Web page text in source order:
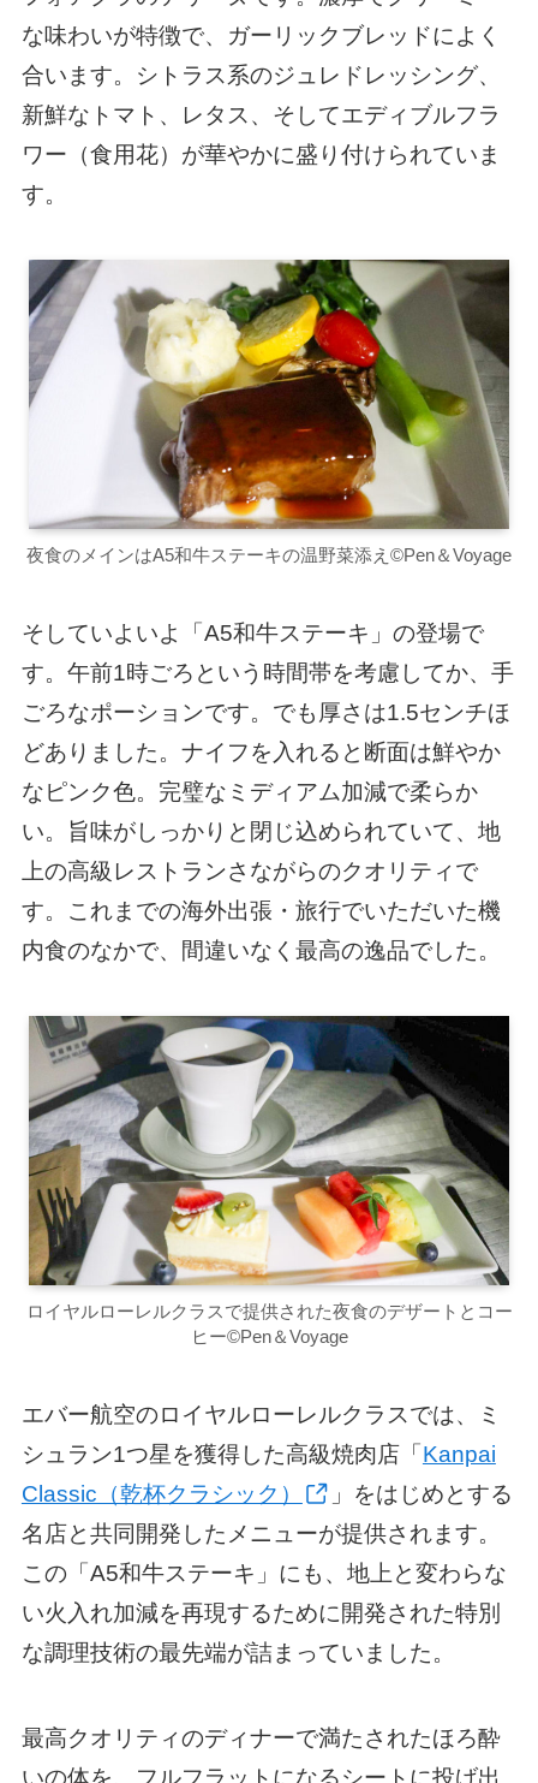
な味わいが特徴で、ガーリックブレッドによく
合います。シトラス系のジュレドレッシング、
新鮮なトマト、レタス、そしてエディブルフラ
ワー（食用花）が華やかに盛り付けられていま
す。
夜食のメインはA5和牛ステーキの温野菜添え©Pen＆Voyage
そしていよいよ「A5和牛ステーキ」の登場で
す。午前1時ごろという時間帯を考慮してか、手
ごろなポーションです。でも厚さは1.5センチほ
どありました。ナイフを入れると断面は鮮やか
なピンク色。完璧なミディアム加減で柔らか
い。旨味がしっかりと閉じ込められていて、地
上の高級レストランさながらのクオリティで
す。これまでの海外出張・旅行でいただいた機
内食のなかで、間違いなく最高の逸品でした。
ロイヤルローレルクラスで提供された夜食のデザートとコー
ヒー©Pen＆Voyage
エバー航空のロイヤルローレルクラスでは、ミ
シュラン1つ星を獲得した高級焼肉店「 Kanpai
Classic（乾杯クラシック）
」をはじめとする
名店と共同開発したメニューが提供されます。
この「A5和牛ステーキ」にも、地上と変わらな
い火入れ加減を再現するために開発された特別
な調理技術の最先端が詰まっていました。
最高クオリティのディナーで満たされたほろ酔
いの体を、フルフラットになるシートに投げ出